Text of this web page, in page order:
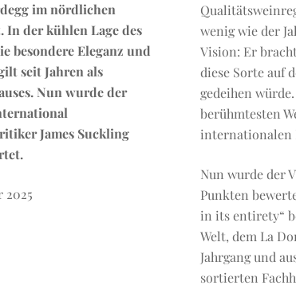
im nördlichen
der kühlen Lage des
besondere Eleganz und
seit Jahren als
Nun wurde der
James Suckling
2025
wenig wie der
Vision: Er
diese Sorte auf
gedeihen
berühmtesten
internationalen
Nun wurde der
Punkten
in its entirety“
Welt, dem La
Jahrgang und
sortierten